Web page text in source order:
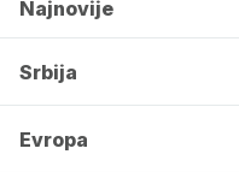
Najnovije
Srbija
Evropa